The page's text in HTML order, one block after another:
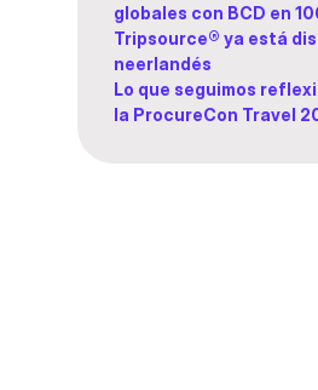
globales con BCD en
Tripsource® ya está
neerlandés
Lo que seguimos
la ProcureCon Travel